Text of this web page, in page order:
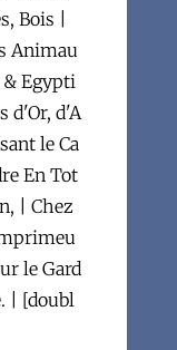
Bois |
Animau
& Egypti
d'Or, d'A
le Ca
En Tot
| Chez
le Gard
| [doubl